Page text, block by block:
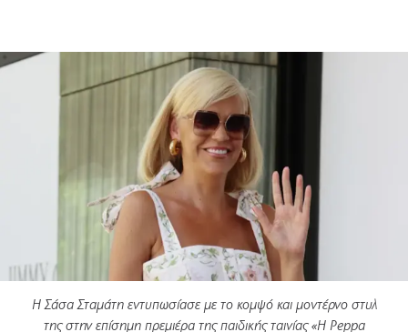
Η Σάσα Σταμάτη εντυπωσίασε με το κομψό και μοντέρνο στυλ
της στην επίσημη πρεμιέρα της παιδικής ταινίας «Η Peppa